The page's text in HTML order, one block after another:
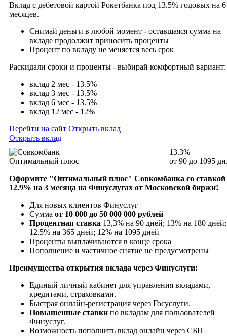
Вклад с дебетовой картой Рокетбанка под 13.5% годовых на 6
месяцев.
Снимай деньги в любой момент - оставшаяся сумма на
вкладе продолжит приносить проценты
Процент по вкладу не меняется весь срок
Раскидали сроки и проценты - выбирай комфортный вариант:
вклад 2 мес - 13.5%
вклад 3 мес - 13.5%
вклад 6 мес - 13.5%
вклад 12 мес - 12%
Перейти на сайт Открыть вклад
Открыть вклад
Оптимальный плюс
13.3%
от 90 до 1095
Оформите "Оптимальный плюс" Совкомбанка со ставкой
12.9% на 3 месяца на Финуслугах от Московской биржи!
Для новых клиентов Финуслуг
Сумма от 10 000 до 50 000 000 рублей
Процентная ставка 13,3% на 90 дней; 13% на 180 дней;
12,5% на 365 дней; 12% на 1095 дней
Проценты выплачиваются в конце срока
Пополнение и частичное снятие не предусмотрены
Преимущества открытия вклада через Финуслуги:
Единый личный кабинет для управления вкладами,
кредитами, страховками.
Быстрая онлайн-регистрация через Госуслуги.
Повышенные ставки по вкладам для пользователей
Финуслуг.
Возможность пополнить вклад онлайн через СБП